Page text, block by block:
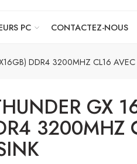
PC CONTACTEZ-NOUS
DDR4 3200MHZ CL16 AVEC
GX
3200MHZ